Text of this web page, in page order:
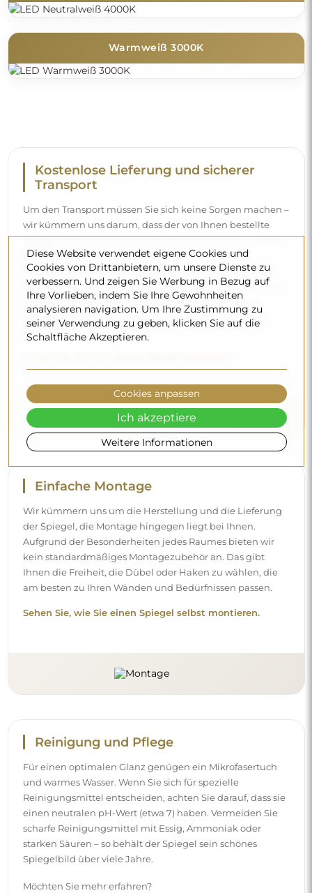
Warmweiß 3000K
Kostenlose Lieferung und sicherer
Transport
Um den Transport müssen Sie sich keine Sorgen machen –
wir kümmern uns darum, dass der von Ihnen bestellte
Spiegel vollkommen sicher bei Ihnen ankommt, und das
völlig kostenlos. Wir verfügen über einen eigenen
Fuhrpark und geschultes Personal, deshalb können wir
garantieren, dass der Spiegel unversehrt ankommt, ohne
zusätzliche Kosten. Selbst wenn Sie einen Spiegel in
großen Abmessungen bestellen, können Sie mit einer
schnellen Lieferung rechnen.
Einfache Montage
Wir kümmern uns um die Herstellung und die Lieferung
der Spiegel, die Montage hingegen liegt bei Ihnen.
Aufgrund der Besonderheiten jedes Raumes bieten wir
kein standardmäßiges Montagezubehör an. Das gibt
Ihnen die Freiheit, die Dübel oder Haken zu wählen, die
am besten zu Ihren Wänden und Bedürfnissen passen.
Sehen Sie, wie Sie einen Spiegel selbst montieren.
Reinigung und Pflege
Für einen optimalen Glanz genügen ein Mikrofasertuch
und warmes Wasser. Wenn Sie sich für spezielle
Reinigungsmittel entscheiden, achten Sie darauf, dass sie
einen neutralen pH-Wert (etwa 7) haben. Vermeiden Sie
scharfe Reinigungsmittel mit Essig, Ammoniak oder
starken Säuren – so behält der Spiegel sein schönes
Spiegelbild über viele Jahre.
Möchten Sie mehr erfahren?
Diese Website verwendet eigene Cookies und
Cookies von Drittanbietern, um unsere Dienste zu
verbessern. Und zeigen Sie Werbung in Bezug auf
Ihre Vorlieben, indem Sie Ihre Gewohnheiten
analysieren navigation. Um Ihre Zustimmung zu
seiner Verwendung zu geben, klicken Sie auf die
Schaltfläche Akzeptieren.
Weitere Informationen
Cookies anpassen
Ich akzeptiere